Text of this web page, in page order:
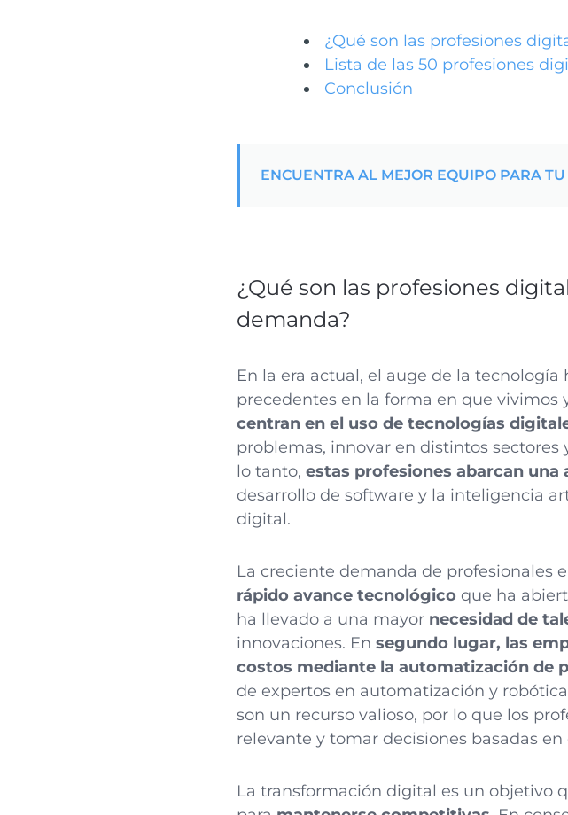
¿Qué son las profesiones
Lista de las 50 profesiones
Conclusión
ENCUENTRA AL MEJOR EQUIPO PARA
¿Qué son las profesiones
demanda?
En la era actual, el auge de la
precedentes en la forma en que vivimos
centran en el uso de tecnologías
problemas, innovar en distintos sectores
lo tanto, estas profesiones abarcan una
desarrollo de software y la inteligencia
digital.
La creciente demanda de profesionales
rápido avance tecnológico que ha
ha llevado a una mayor necesidad de
innovaciones. En segundo lugar, las
costos mediante la automatización de
de expertos en automatización y
son un recurso valioso, por lo que los
relevante y tomar decisiones basadas
La transformación digital es un objetivo